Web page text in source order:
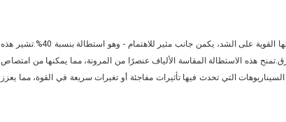
ومع ذلك، ليست القوة فقط هي ما يميز ألياف الأراميد الأساسية.وبعيدًا عن قدرتها القوية على الشد، يكمن جانب مثير للاهتمام - وهو استطالة بنسبة 40%.تشير هذه
هذه الاستطالة المقاسة الألياف عنصرًا من المرونة، مما يمكنها من امتصاص
التي تحدث فيها تأثيرات مفاجئة أو تغيرات سريعة في القوة، مما يعزز